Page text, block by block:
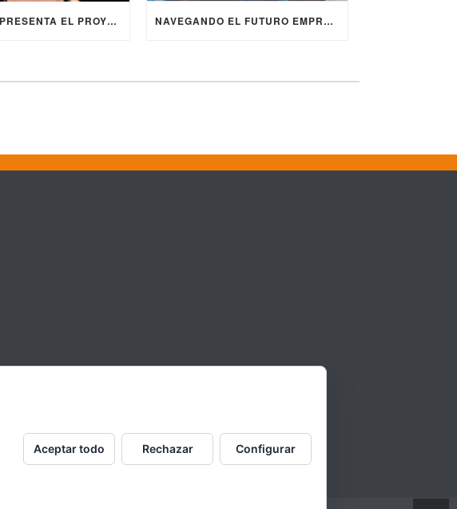
COORDINA PRESENTA EL PROYECTO EUROPEO ERASMUS+ VIGO4AI EN LA JORNADA “DIGITALIZACIÓN Y ENVEJECIMIENTO ACTIVO” ORGANIZADA POR FUNDACIÓN GESMED NAVEGANDO EL FUTURO EMPRESARIAL: SOSTENIBILIDAD, RESPONSABILIDAD SOCIAL Y CRITERIOS ESG
Aceptar todo Rechazar Configurar